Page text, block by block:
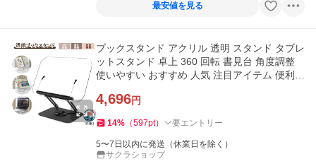
最安値を見る
ブックスタンド アクリル 透明 スタンド タブレ
ットスタンド 卓上 360 回転 書見台 角度調整
使いやすい おすすめ 人気 注目アイテム 便利グ
4,696円
14% （597pt） 要エントリー
5〜7日以内に発送（休業日を除く）
サクラショップ